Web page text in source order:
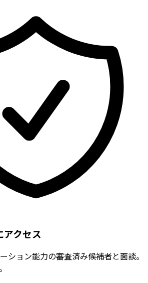
アクセス
ション能力の審査済み候補者と面談。